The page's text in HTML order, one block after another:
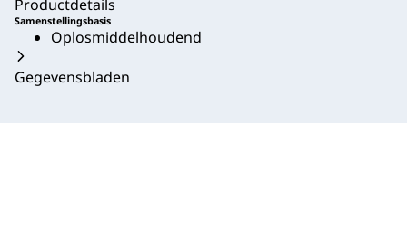
Productdetails
Samenstellingsbasis
Oplosmiddelhoudend
Gegevensbladen